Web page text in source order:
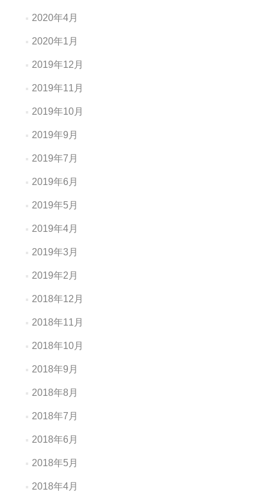
2020年4月
2020年1月
2019年12月
2019年11月
2019年10月
2019年9月
2019年7月
2019年6月
2019年5月
2019年4月
2019年3月
2019年2月
2018年12月
2018年11月
2018年10月
2018年9月
2018年8月
2018年7月
2018年6月
2018年5月
2018年4月